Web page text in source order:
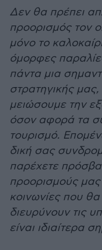
Δεν θα πρέπει
προορισμός τον
μόνο το
όμορφες
πάντα μια
στρατηγικής
μειώσουμε την
όσον αφορά τα
τουρισμό.
δική σας
παρέχετε
προορισμούς μας
κοινωνίες που
διευρύνουν τις
είναι ιδιαίτερα